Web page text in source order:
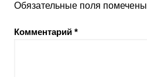
Обязательные поля помечены
Комментарий *